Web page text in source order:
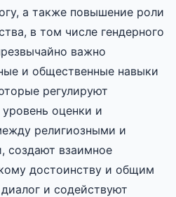
а также повышение роли
в том числе гендерного
важно
и общественные навыки
регулируют
оценки и
религиозными и
создают взаимное
достоинству и общим
и содействуют